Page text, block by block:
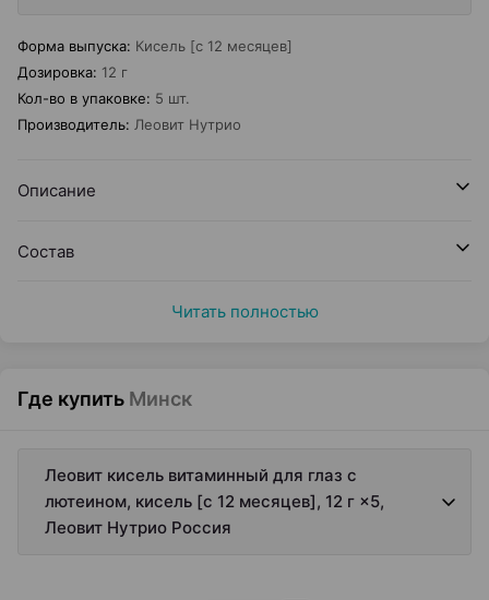
Форма выпуска: Кисель [с 12 месяцев]
Дозировка: 12 г
Кол-во в упаковке: 5 шт.
Производитель: Леовит Нутрио
Описание
Состав
Читать полностью
Где купить Минск
Леовит кисель витаминный для глаз с
лютеином, кисель [с 12 месяцев], 12 г ×5,
Леовит Нутрио Россия